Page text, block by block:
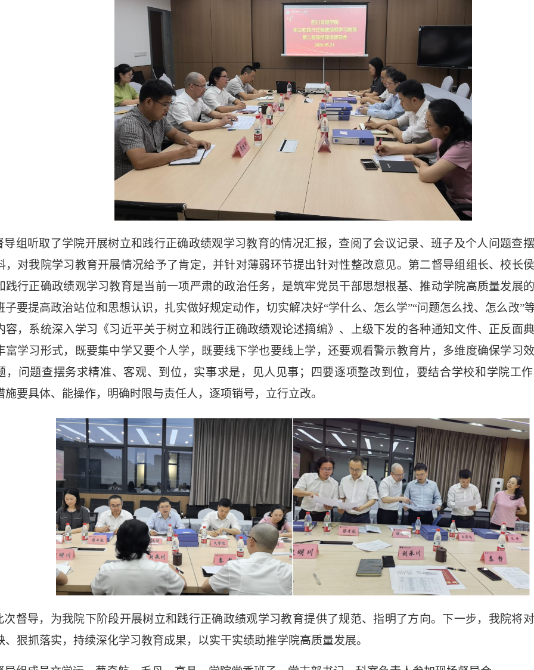
导组听取了学院开展树立和践行正确政绩观学习教育的情况汇报，查阅了会议记录、班子及个人问题查
，对我院学习教育开展情况给予了肯定，并针对薄弱环节提出针对性整改意见。第二督导组组长、校长
践行正确政绩观学习教育是当前一项严肃的政治任务，是筑牢党员干部思想根基、推动学院高质量发展
子要提高政治站位和思想认识，扎实做好规定动作，切实解决好“学什么、怎么学”“问题怎么找、怎么改”
容，系统深入学习《习近平关于树立和践行正确政绩观论述摘编》、上级下发的各种通知文件、正反面
富学习形式，既要集中学又要个人学，既要线下学也要线上学，还要观看警示教育片，多维度确保学习
，问题查摆务求精准、客观、到位，实事求是，见人见事；四要逐项整改到位，要结合学校和学院工
施要具体、能操作，明确时限与责任人，逐项销号，立行立改。
次督导，为我院下阶段开展树立和践行正确政绩观学习教育提供了规范、指明了方向。下一步，我院将
、狠抓落实，持续深化学习教育成果，以实干实绩助推学院高质量发展。